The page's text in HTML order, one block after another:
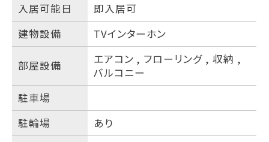
入居可能日
即入居可
建物設備
TVインターホン
部屋設備 エアコン , フローリング ,収納 ,
バルコニー
駐車場
駐輪場
あり